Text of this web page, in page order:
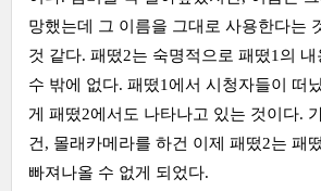
망했는데 그 이름을 그대로 사용한다는
것 같다. 패떴2는 숙명적으로 패떴1의
수 밖에 없다. 패떴1에서 시청자들이 떠
게 패떴2에서도 나타나고 있는 것이다.
건, 몰래카메라를 하건 이제 패떴2는 패
빠져나올 수 없게 되었다.